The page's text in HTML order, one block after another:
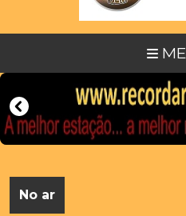
No ar